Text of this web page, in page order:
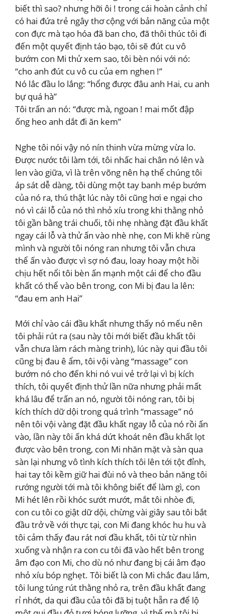
biết thì sao? nhưng hỡi ôi ! trong cái hoàn cảnh chỉ
có hai đứa trẻ ngây thơ cộng với bản năng của một
con đực mà tạo hóa đã ban cho, đã thôi thúc tôi đi
đến một quyết định táo bạo, tôi sẽ đút cu vô
bướm con Mi thử xem sao, tôi bèn nói với nó:
“cho anh đút cu vô cu của em nghen !”
Nó lắc đầu lo lắng: “hổng được đâu anh Hai, cu anh
bự quá hà”
Tôi trấn an nó: “được mà, ngoan ! mai mốt đập
ống heo anh dắt đi ăn kem”
Nghe tôi nói vậy nó nín thinh vừa mừng vừa lo.
Được nước tôi làm tới, tôi nhấc hai chân nó lên và
len vào giữa, vì là trên võng nên hạ thể chúng tôi
áp sát dễ dàng, tôi dùng một tay banh mép bướm
của nó ra, thú thật lúc này tôi cũng hơi e ngại cho
nó vì cái lỗ của nó thì nhỏ xíu trong khi thằng nhỏ
tôi gần bằng trái chuối, tôi nhẹ nhàng đặt đầu khất
ngay cái lỗ và thử ấn vào nhè nhẹ, con Mi khẽ rùng
mình và người tôi nóng ran nhưng tôi vẫn chưa
thể ấn vào được vì sợ nó đau, loay hoay một hồi
chịu hết nổi tôi bèn ấn mạnh một cái để cho đầu
khất có thể vào bên trong, con Mi bị đau la lên:
“đau em anh Hai”
Mới chỉ vào cái đầu khất nhưng thấy nó mếu nên
tôi phải rút ra (sau này tôi mới biết đầu khất tôi
vẫn chưa làm rách màng trinh), lúc này qui đầu tôi
cũng bị đau ê ẩm, tôi vội vàng “massage” con
bướm nó cho đến khi nó vui vẻ trở lại vì bị kích
thích, tôi quyết định thử lần nữa nhưng phải mất
khá lâu để trấn an nó, người tôi nóng ran, tôi bị
kích thích dữ dội trong quá trình “massage” nó
nên tôi vội vàng đặt đầu khất ngay lỗ của nó rồi ấn
vào, lần này tôi ấn khá dứt khoát nên đầu khất lọt
được vào bên trong, con Mi nhăn mặt và sàn qua
sàn lại nhưng vô tình kích thích tôi lên tới tột đỉnh,
hai tay tôi kềm giữ hai đùi nó và theo bản năng tôi
rướng người tới mà tôi không biết để làm gì, con
Mi hét lên rồi khóc sướt mướt, mắt tôi nhòe đi,
con cu tôi co giật dữ dội, chừng vài giây sau tôi bắt
đầu trở về với thực tại, con Mi đang khóc hu hu và
tôi cảm thấy đau rát nơi đầu khất, tôi từ từ nhìn
xuống và nhận ra con cu tôi đã vào hết bên trong
âm đạo con Mi, cho dù nó như đang bị cái âm đạo
nhỏ xíu bóp nghẹt. Tôi biết là con Mi chắc đau lắm,
tôi lung túng rút thằng nhỏ ra, trên đầu khất đang
rỉ nhớt, da qui đầu của tôi đã bị tuột hẵn ra để lộ